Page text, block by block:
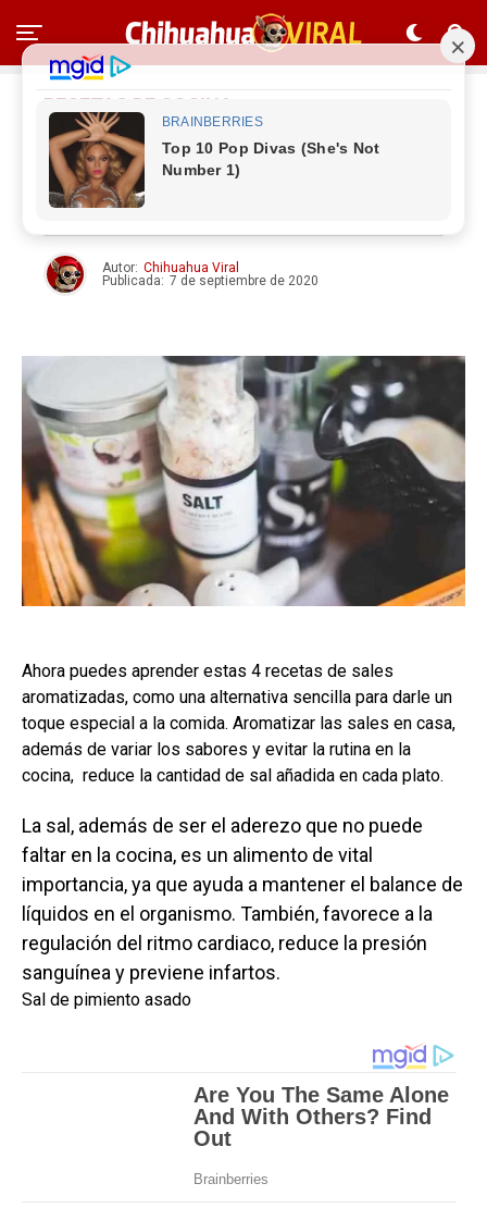
RECETAS DE COCINA
4 recetas de sales
aromatizadas
Autor: Chihuahua Viral
Publicada: 7 de septiembre de 2020
Ahora puedes aprender estas 4 recetas de sales
aromatizadas, como una alternativa sencilla para darle un
toque especial a la comida. Aromatizar las sales en casa,
además de variar los sabores y evitar la rutina en la
cocina, reduce la cantidad de sal añadida en cada plato.
La sal, además de ser el aderezo que no puede
faltar en la cocina, es un alimento de vital
importancia, ya que ayuda a mantener el balance de
líquidos en el organismo. También, favorece a la
regulación del ritmo cardiaco, reduce la presión
sanguínea y previene infartos.
Sal de pimiento asado